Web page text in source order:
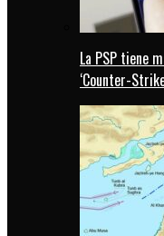
La PSP tiene
‘Counter-